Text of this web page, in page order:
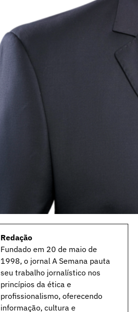
Redação
Fundado em 20 de maio de
1998, o jornal A Semana pauta
seu trabalho jornalístico nos
princípios da ética e
profissionalismo, oferecendo
informação, cultura e